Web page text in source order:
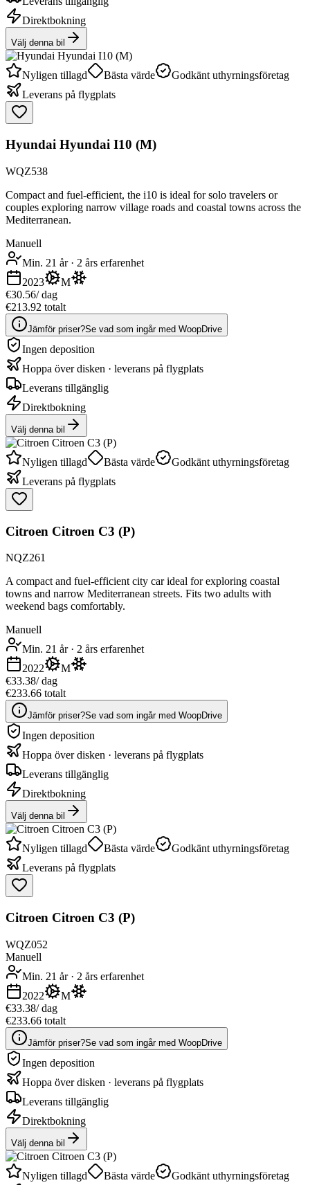
Direktbokning
Välj denna bil
Nyligen tillagd Bästa värde
Godkänt uthyrningsföretag
Leverans på flygplats
Hyundai Hyundai I10 (M)
WQZ538
Compact and fuel-efficient, the i10 is ideal for solo travelers or
couples exploring narrow village roads and coastal towns across the
Mediterranean.
Manuell
Min. 21 år· 2 års erfarenhet
2023
M
€30.56/ dag
€213.92 totalt
Jämför priser?Se vad som ingår med WoopDrive
Ingen deposition
Hoppa över disken · leverans på flygplats
Leverans tillgänglig
Direktbokning
Välj denna bil
Nyligen tillagd Bästa värde
Godkänt uthyrningsföretag
Leverans på flygplats
Citroen Citroen C3 (P)
NQZ261
A compact and fuel-efficient city car ideal for exploring coastal
towns and narrow Mediterranean streets. Fits two adults with
weekend bags comfortably.
Manuell
Min. 21 år· 2 års erfarenhet
2022
M
€33.38/ dag
€233.66 totalt
Jämför priser?Se vad som ingår med WoopDrive
Ingen deposition
Hoppa över disken · leverans på flygplats
Leverans tillgänglig
Direktbokning
Välj denna bil
Nyligen tillagd Bästa värde
Godkänt uthyrningsföretag
Leverans på flygplats
Citroen Citroen C3 (P)
WQZ052
Manuell
Min. 21 år· 2 års erfarenhet
2022
M
€33.38/ dag
€233.66 totalt
Jämför priser?Se vad som ingår med WoopDrive
Ingen deposition
Hoppa över disken · leverans på flygplats
Leverans tillgänglig
Direktbokning
Välj denna bil
Nyligen tillagd Bästa värde
Godkänt uthyrningsföretag